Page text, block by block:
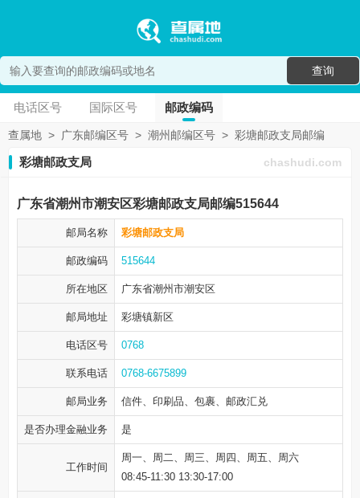
查询
电话区号 国际区号 邮政编码
查属地 > 广东邮编区号 > 潮州邮编区号 > 彩塘邮政支局邮编
彩塘邮政支局 chashudi.com
广东省潮州市潮安区彩塘邮政支局邮编515644
邮局名称 彩塘邮政支局
邮政编码 515644
所在地区 广东省潮州市潮安区
邮局地址 彩塘镇新区
电话区号 0768
联系电话 0768-6675899
邮局业务 信件、印刷品、包裹、邮政汇兑
是否办理金融业务 是
工作时间
周一、周二、周三、周四、周五、周六
08:45-11:30 13:30-17:00